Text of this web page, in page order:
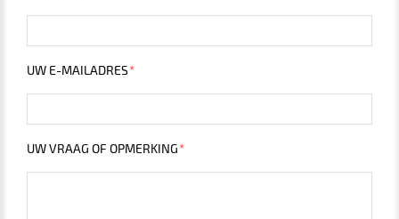
UW E-MAILADRES
UW VRAAG OF OPMERKING